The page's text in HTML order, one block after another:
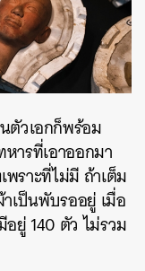
ตัวเอกก็พร้อม
ารที่เอาออกมา
ราะที่ไม่มี ถ้าเต็ม
เป็นพับรออยู่ เมื่อ
ยู่ 140 ตัว ไม่รวม